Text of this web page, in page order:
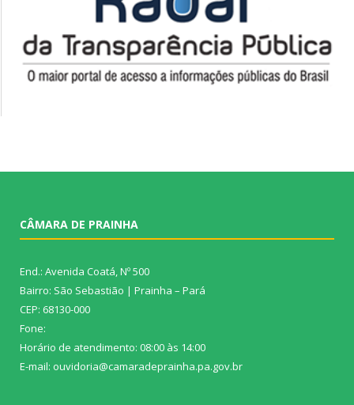
CÂMARA DE PRAINHA
End.: Avenida Coatá, Nº 500
Bairro: São Sebastião | Prainha – Pará
CEP: 68130-000
Fone:
Horário de atendimento: 08:00 às 14:00
E-mail: ouvidoria@camaradeprainha.pa.gov.br